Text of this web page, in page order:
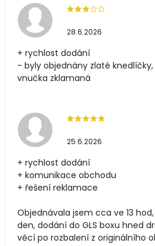
28.6.2026
+ rychlost dodání
- byly objednány zlaté
vnučka zklamaná
25.6.2026
+ rychlost dodání
+ komunikace obchodu
+ řešení reklamace
Objednávala jsem cca ve 13
den, dodání do GLS boxu hned
věcí po rozbalení z originálního